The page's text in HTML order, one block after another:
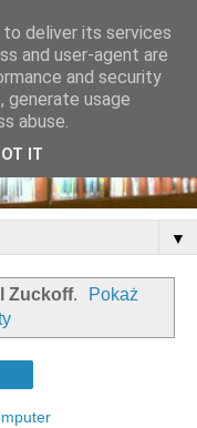
▼
Zuckoff.
Pokaż
deliver its services
and user-agent are
and security
generate usage
abuse.
IT